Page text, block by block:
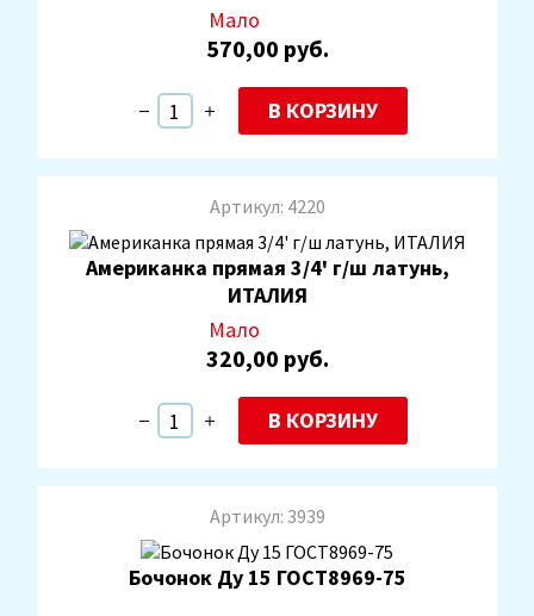
Мало
570,00 руб.
В КОРЗИНУ
Артикул: 4220
Американка прямая 3/4' г/ш латунь,
ИТАЛИЯ
Мало
320,00 руб.
В КОРЗИНУ
Артикул: 3939
Бочонок Ду 15 ГОСТ8969-75